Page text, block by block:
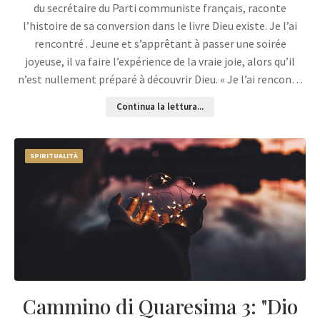
du secrétaire du Parti communiste français, raconte
l’histoire de sa conversion dans le livre Dieu existe. Je l’ai
rencontré . Jeune et s’apprêtant à passer une soirée
joyeuse, il va faire l’expérience de la vraie joie, alors qu’il
n’est nullement préparé à découvrir Dieu. « Je l’ai rencon…
Continua la lettura...
SPIRITUALITÀ
Cammino di Quaresima 3: "Dio